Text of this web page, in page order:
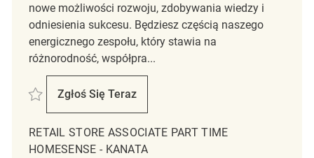
nowe możliwości rozwoju, zdobywania wiedzy i
odniesienia sukcesu. Będziesz częścią naszego
energicznego zespołu, który stawia na
różnorodność, współpra...
Zapisać Retail Store Associate Marshalls- SmartReit Center REQ143013
Zgłoś Się Teraz
Retail Store Associate Marshalls-
RETAIL STORE ASSOCIATE PART TIME
HOMESENSE - KANATA